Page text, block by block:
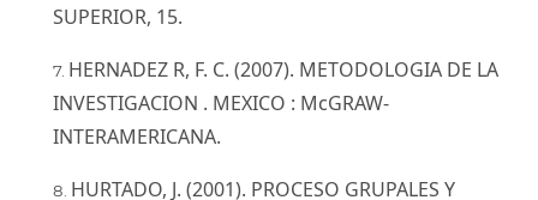
SUPERIOR, 15.
HERNADEZ R, F. C. (2007). METODOLOGIA DE LA
INVESTIGACION . MEXICO : McGRAW-
INTERAMERICANA.
HURTADO, J. (2001). PROCESO GRUPALES Y